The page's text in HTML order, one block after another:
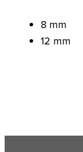
8 mm
12 mm